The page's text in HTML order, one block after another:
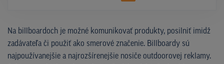
Na billboardoch je možné komunikovať produkty, posilniť imidž
zadávateľa či použiť ako smerové značenie. Billboardy sú
najpoužívanejšie a najrozšírenejšie nosiče outdoorovej reklamy.